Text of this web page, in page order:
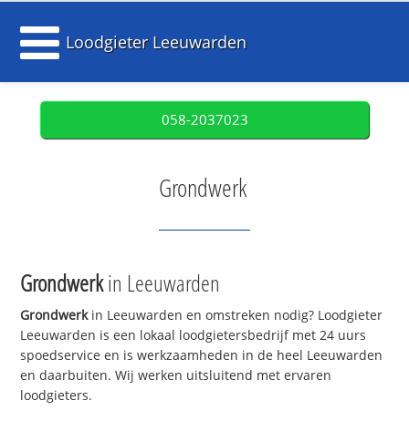
Loodgieter Leeuwarden
058-2037023
Grondwerk
Grondwerkin Leeuwarden
Grondwerkin Leeuwarden en omstreken nodig? Loodgieter
Leeuwarden is een lokaal loodgietersbedrijf met 24 uurs
spoedservice en is werkzaamheden in de heel Leeuwarden
en daarbuiten. Wij werken uitsluitend met ervaren
loodgieters.